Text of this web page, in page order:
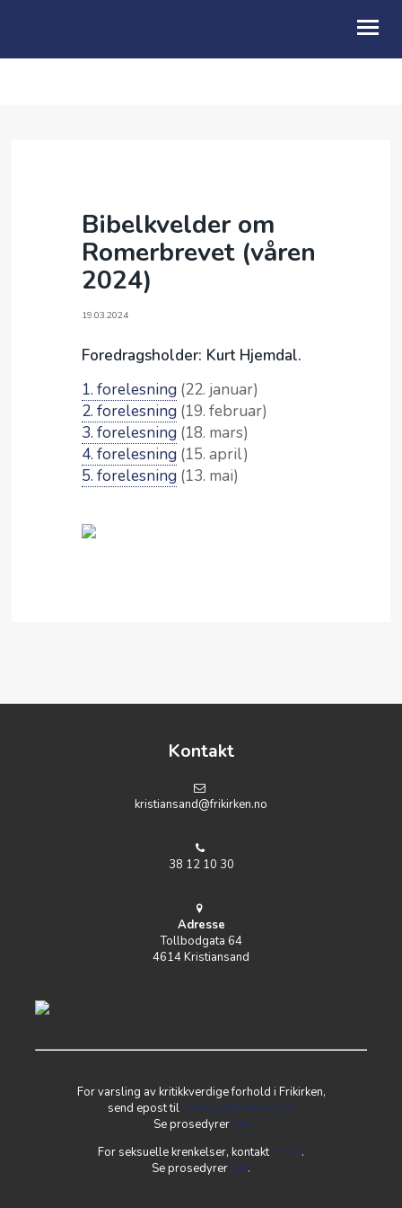
BARN & FAMILIE
MIN SIDE
Bibelkvelder om
Romerbrevet (våren
2024)
19.03.2024
Foredragsholder: Kurt Hjemdal.
1. forelesning (22. januar)
2. forelesning (19. februar)
3. forelesning (18. mars)
4. forelesning (15. april)
5. forelesning (13. mai)
Kontakt
kristiansand@frikirken.no
38 12 10 30
Adresse
Tollbodgata 64
4614 Kristiansand
For varsling av kritikkverdige forhold i Frikirken,
send epost tilvarsling@frikirken.no
Se prosedyrer her
For seksuelle krenkelser, kontaktFERO.
Se prosedyrer her.